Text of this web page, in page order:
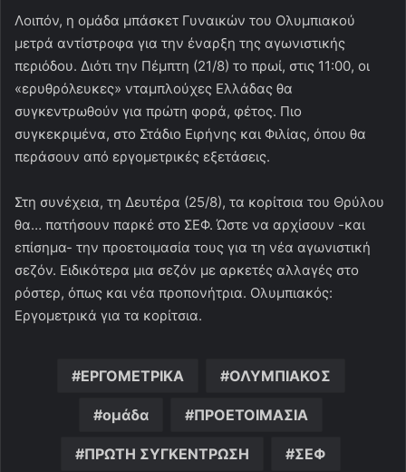
Λοιπόν, η ομάδα μπάσκετ Γυναικών του Ολυμπιακού
μετρά αντίστροφα για την έναρξη της αγωνιστικής
περιόδου. Διότι την Πέμπτη (21/8) το πρωί, στις 11:00, οι
«ερυθρόλευκες» νταμπλούχες Ελλάδας θα
συγκεντρωθούν για πρώτη φορά, φέτος. Πιο
συγκεκριμένα, στο Στάδιο Ειρήνης και Φιλίας, όπου θα
περάσουν από εργομετρικές εξετάσεις.
Στη συνέχεια, τη Δευτέρα (25/8), τα κορίτσια του Θρύλου
θα… πατήσουν παρκέ στο ΣΕΦ. Ώστε να αρχίσουν -και
επίσημα- την προετοιμασία τους για τη νέα αγωνιστική
σεζόν. Ειδικότερα μια σεζόν με αρκετές αλλαγές στο
ρόστερ, όπως και νέα προπονήτρια. Ολυμπιακός:
Εργομετρικά για τα κορίτσια.
ΕΡΓΟΜΕΤΡΙΚΑ ΟΛΥΜΠΙΑΚΟΣ
ομάδα ΠΡΟΕΤΟΙΜΑΣΙΑ
ΠΡΩΤΗ ΣΥΓΚΕΝΤΡΩΣΗ ΣΕΦ